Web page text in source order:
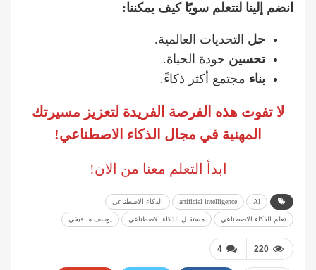
انضم إلينا لنتعلم سويًا كيف يمكننا:
حل التحديات العالمية.
تحسين جودة الحياة.
بناء مجتمع أكثر ذكاءً.
لا تفوت هذه الفرصة الفريدة لتعزيز مسيرتك
المهنية في مجال الذكاء الاصطناعي!
ابدأ التعلم معنا من الان!
AI
artificial intelligence الذكاء الاصطناعي
تعلم الذكاء الاصطناعي مستقبل الذكاء الاصطناعي يوسف منافيخي
4 220